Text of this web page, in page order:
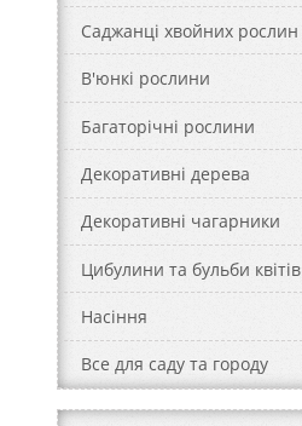
Саджанці хвойних рослин
В'юнкі рослини
Багаторічні рослини
Декоративні дерева
Декоративні чагарники
Цибулини та бульби квітів
Насіння
Все для саду та городу